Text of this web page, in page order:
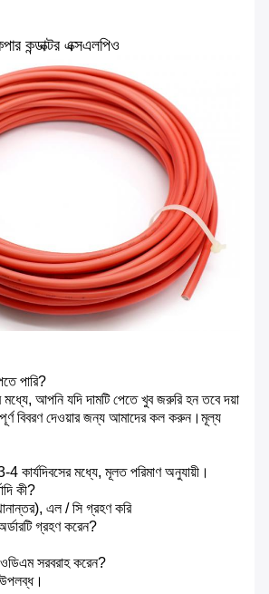
কন্ডাক্টর এক্সএলপিও
পারি?
মধ্যে, আপনি যদি দামটি পেতে খুব জরুরি হন তবে দয়া
বিবরণ দেওয়ার জন্য আমাদের কল করুন।মূল্য
4 কার্যদিবসের মধ্যে, মূলত পরিমাণ অনুযায়ী।
কী?
এল / সি গ্রহণ করি
গ্রহণ করেন?
সরবরাহ করেন?